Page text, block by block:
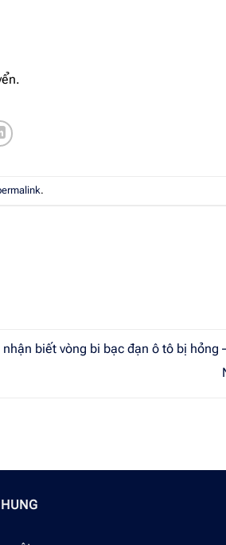
.
nhận biết vòng bi bạc đạn ô tô bị hỏng